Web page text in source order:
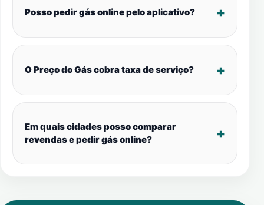
Posso pedir gás online pelo aplicativo?
O Preço do Gás cobra taxa de serviço?
Em quais cidades posso comparar
revendas e pedir gás online?